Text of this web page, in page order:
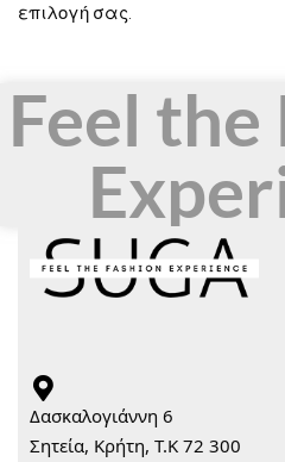
επιλογή σας.
Feel the
Δασκαλογιάννη 6
Σητεία, Κρήτη, Τ.Κ 72 300